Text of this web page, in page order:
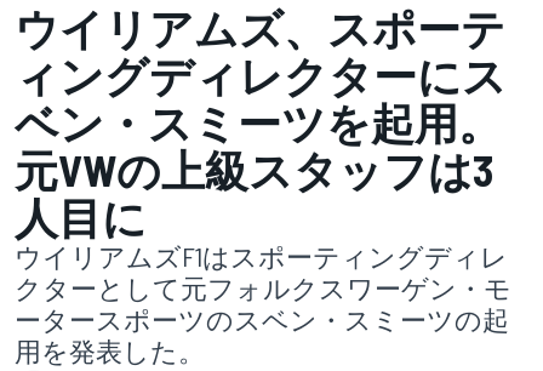
ウイリアムズ、スポーテ
ィングディレクターにス
ベン・スミーツを起用。
元VWの上級スタッフは3
人目に
ウイリアムズF1はスポーティングディレ
クターとして元フォルクスワーゲン・モ
ータースポーツのスベン・スミーツの起
用を発表した。